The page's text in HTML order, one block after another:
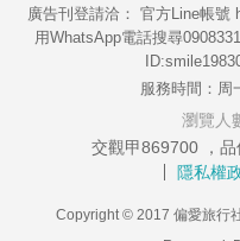
廣告刊登請洽： 官方Line帳
用WhatsApp電話搜尋
服務時間：周
瀏覽人
交觀甲869700 ，
隱私權
Copyright © 2017 偏愛旅行